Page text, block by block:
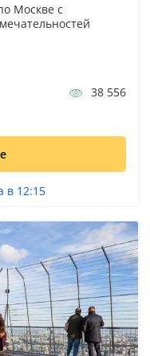
Москве с
38 556
в 12:15